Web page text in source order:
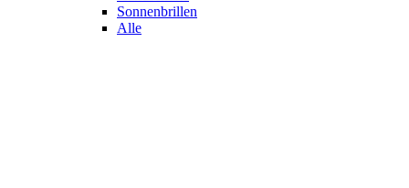
Sonnenbrillen
Alle